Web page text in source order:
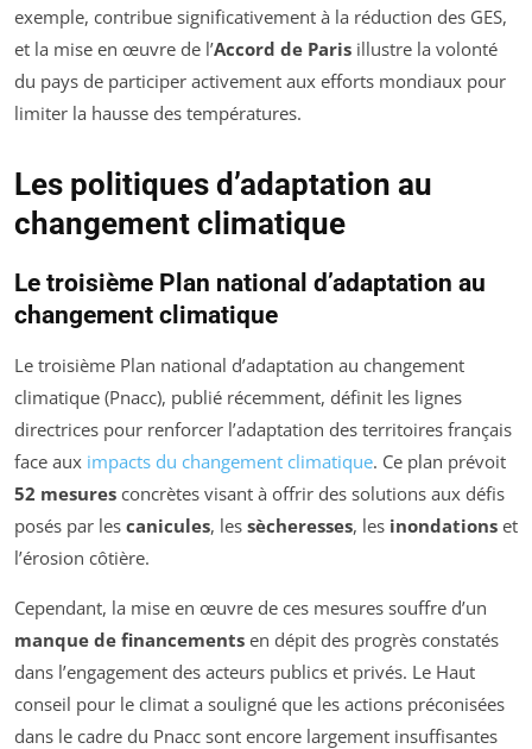
exemple, contribue significativement à la réduction des GES,
et la mise en œuvre de l’Accord de Paris illustre la volonté
du pays de participer activement aux efforts mondiaux pour
limiter la hausse des températures.
Les politiques d’adaptation au
changement climatique
Le troisième Plan national d’adaptation au
changement climatique
Le troisième Plan national d’adaptation au changement
climatique (Pnacc), publié récemment, définit les lignes
directrices pour renforcer l’adaptation des territoires français
face aux impacts du changement climatique. Ce plan prévoit
52 mesures concrètes visant à offrir des solutions aux défis
posés par les canicules, les sècheresses, les inondations et
l’érosion côtière.
Cependant, la mise en œuvre de ces mesures souffre d’un
manque de financements en dépit des progrès constatés
dans l’engagement des acteurs publics et privés. Le Haut
conseil pour le climat a souligné que les actions préconisées
dans le cadre du Pnacc sont encore largement insuffisantes